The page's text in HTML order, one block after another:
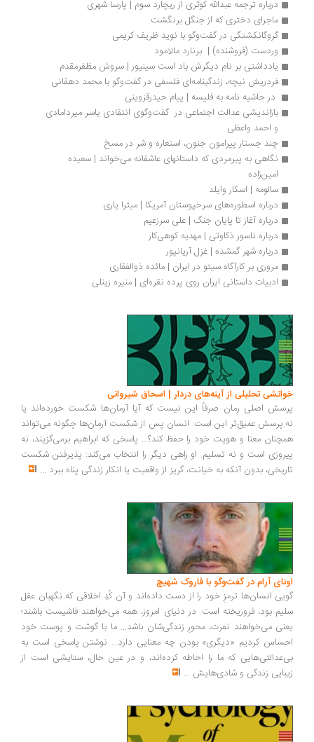
درباره ترجمه عبدالله کوثری از ریچارد سوم | پارسا شهری
ماجرای دختری که از جنگل برنگشت
گروگانکشتگی در گفت‌وگو با نوید ظریف کریمی
وردست (فروشنده) |  برنارد مالامود
یادداشتی بر نام دیگرش باد است سینیور | سروش مظفرمقدم
فردریش نیچه، زندگینامه‌ای فلسفی در گفت‌وگو با محمد دهقانی
در حاشیه نامه به فلیسه | پیام حیدرقزوینی
بازاندیشی عدالت اجتماعی در  گفت‌وگوی انتقادی یاسر میردامادی
و احمد واعظی
چند جستار پیرامون جنون، استعاره و شر در مسخ
نگاهی به پیرمردی که داستانهای عاشقانه می‌خواند | سعیده
امین‌زاده
سالومه | اسکار وایلد
درباره اسطوره‌های سرخپوستان آمریکا | میترا یاری
درباره آغاز تا پایان جنگ | علی سرزعیم
درباره ناسور ذکاوتی | مهدیه کوهی‌کار
درباره شهر گمشده | غزل آریانپور
مروری بر کارآگاه سیتو در ایران | مائده ذوالفقاری
ادبیات داستانی ایران روی پرده نقره‌ای | منیره زینلی
تحلیلی از آینه‌های دردار | اسحاق شیروانی
اصلی رمان صرفاً این نیست که آیا آرمان‌ها شکست خورده‌اند یا
عمیق‌تر این است: انسان پس از شکست آرمان‌ها چگونه می‌تواند
معنا و هویت خود را حفظ کند؟... پاسخی که ابراهیم برمی‌گزیند، نه
است و نه تسلیم. او راهی دیگر را انتخاب می‌کند: پذیرفتن شکست
بدون آنکه به خیانت، گریز از واقعیت یا انکار زندگی پناه ببرد...
آرام در گفت‌وگو با فاروک شهیچ‭
انسان‌ها ترمزِ خود را از دست داده‌اند و آن کُدِ اخلاقی که نگهبان عقل
بود، فروریخته است. در دنیای امروز، همه می‌خواهند فاشیست باشند؛
می‌خواهند نفرت، محورِ زندگی‌شان باشد... ما با گوشت و پوست خود
کردیم «دیگری» بودن چه معنایی دارد... نوشتن پاسخی است به
که ما را احاطه کرده‌اند، و در عین حال، ستایشی است از
زندگی و شادی‌هایش...